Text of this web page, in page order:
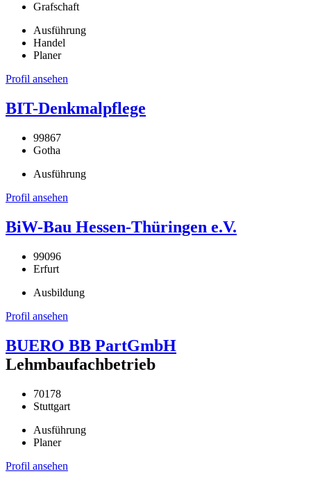
Grafschaft
Ausführung
Handel
Planer
Profil ansehen
BIT-Denkmalpflege
99867
Gotha
Ausführung
Profil ansehen
BiW-Bau Hessen-Thüringen e.V.
99096
Erfurt
Ausbildung
Profil ansehen
BUERO BB PartGmbH
Lehmbaufachbetrieb
70178
Stuttgart
Ausführung
Planer
Profil ansehen